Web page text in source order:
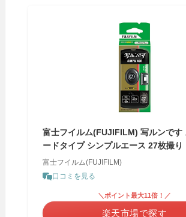
富士フイルム(FUJIFILM) 写ルンです
ードタイプ シンプルエース 27枚撮り
富士フイルム(FUJIFILM)
口コミを見る
＼ポイント最大11倍！／
楽天市場で探す